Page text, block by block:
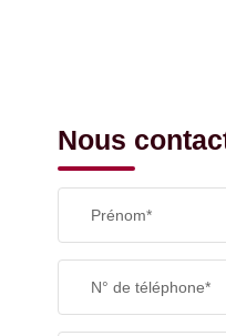
Nous
Prénom*
N° de téléphone*